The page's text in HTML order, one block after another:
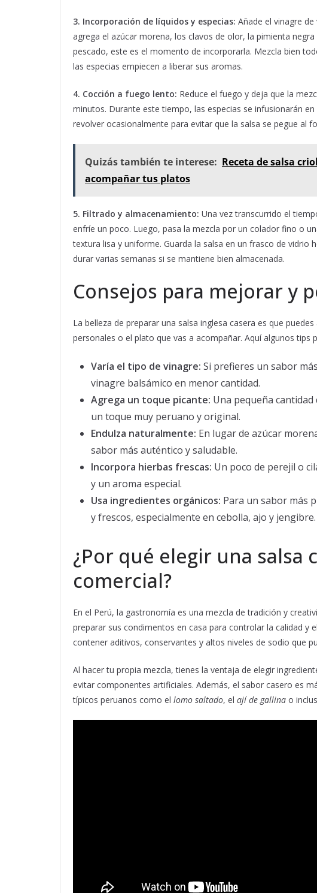
3. Incorporación de líquidos y especias: Añade el vinagre
agrega el azúcar morena, los clavos de olor, la pimienta
pescado, este es el momento de incorporarla. Mezcla bien
las especias empiecen a liberar sus aromas.
4. Cocción a fuego lento: Reduce el fuego y deja que la
minutos. Durante este tiempo, las especias se infusionarán
revolver ocasionalmente para evitar que la salsa se pegue al
Quizás también te interese: Receta de salsa
acompañar tus platos
5. Filtrado y almacenamiento: Una vez transcurrido el
enfríe un poco. Luego, pasa la mezcla por un colador fino o
textura lisa y uniforme. Guarda la salsa en un frasco de vidrio
durar varias semanas si se mantiene bien almacenada.
Consejos para mejorar y
La belleza de preparar una salsa inglesa casera es que
personales o el plato que vas a acompañar. Aquí algunos tips
Varía el tipo de vinagre: Si prefieres un sabor
vinagre balsámico en menor cantidad.
Agrega un toque picante: Una pequeña
un toque muy peruano y original.
Endulza naturalmente: En lugar de azúcar
sabor más auténtico y saludable.
Incorpora hierbas frescas: Un poco de perejil o
y un aroma especial.
Usa ingredientes orgánicos: Para un sabor más
y frescos, especialmente en cebolla, ajo y jengibre.
¿Por qué elegir una salsa
comercial?
En el Perú, la gastronomía es una mezcla de tradición y
preparar sus condimentos en casa para controlar la calidad y
contener aditivos, conservantes y altos niveles de sodio que
Al hacer tu propia mezcla, tienes la ventaja de elegir
evitar componentes artificiales. Además, el sabor casero es
típicos peruanos como el lomo saltado, el ají de gallina o